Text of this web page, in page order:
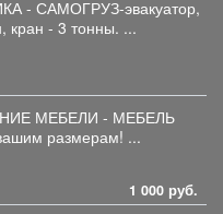
- САМОГРУЗ-эвакуатор,
кран - 3 тонны. ...
МЕБЕЛИ - МЕБЕЛЬ
размерам! ...
1 000 руб.